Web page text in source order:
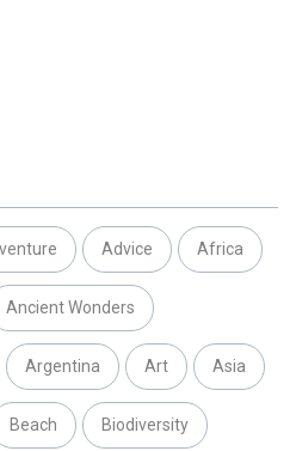
Advice Africa
Ancient Wonders
Argentina Art Asia
Beach Biodiversity